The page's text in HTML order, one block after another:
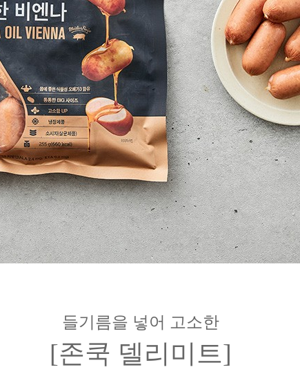
들기름을 넣어 고소한
[존쿡 델리미트]